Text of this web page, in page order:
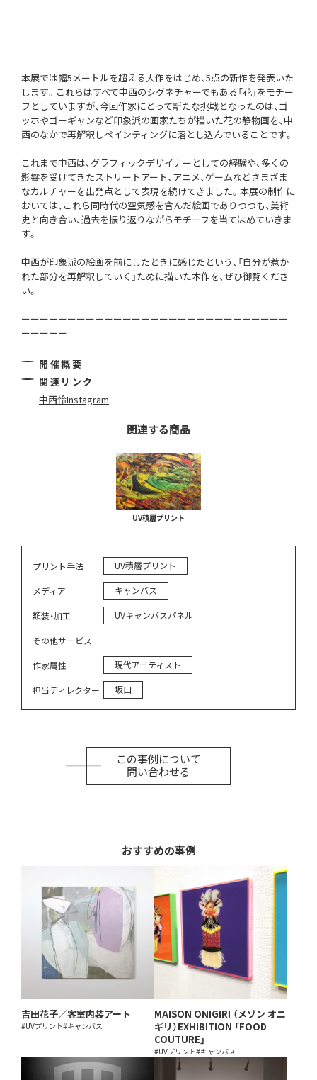
本展では幅5メートルを超える大作をはじめ、5点の新作を発表いた
します。これらはすべて中西のシグネチャーでもある「花」をモチー
フとしていますが、今回作家にとって新たな挑戦となったのは、ゴ
ッホやゴーギャンなど印象派の画家たちが描いた花の静物画を、中
西のなかで再解釈しペインティングに落とし込んでいることです。
これまで中西は、グラフィックデザイナーとしての経験や、多くの
影響を受けてきたストリートアート、アニメ、ゲームなどさまざま
なカルチャーを出発点として表現を続けてきました。本展の制作に
おいては、これら同時代の空気感を含んだ絵画でありつつも、美術
史と向き合い、過去を振り返りながらモチーフを当てはめていきま
す。
中西が印象派の絵画を前にしたときに感じたという、「自分が惹か
れた部分を再解釈していく」ために描いた本作を、ぜひ御覧くださ
い。
ーーーーーーーーーーーーーーーーーーーーーーーーーーーーー
ーーーーー
開催概要
関連リンク
中西怜Instagram
関連する商品
UV積層プリント
プリント手法 UV積層プリント
メディア キャンバス
額装・加工 UVキャンバスパネル
その他サービス
作家属性 現代アーティスト
担当ディレクター 坂口
この事例について
問い合わせる
おすすめの事例
吉田花子／客室内装アート
#UVプリント#キャンバス
MAISON ONIGIRI （メゾン オニ
ギリ）EXHIBITION 「FOOD
COUTURE」
#UVプリント#キャンバス